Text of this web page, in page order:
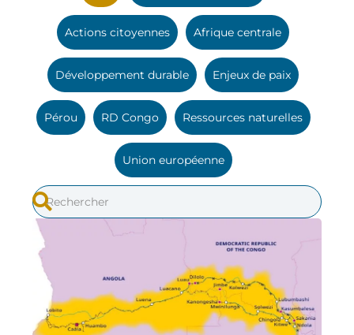
Actions citoyennes Afrique centrale
Développement durable Enjeux de paix
Pérou RD Congo Ressources naturelles
Union européenne